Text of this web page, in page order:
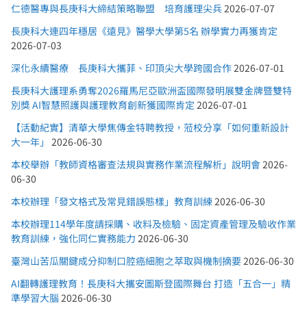
仁德醫專與長庚科大締結策略聯盟 培育護理尖兵 2026-07-07
長庚科大連四年穩居《遠見》醫學大學第5名 辦學實力再獲肯定
2026-07-03
深化永續醫療 長庚科大攜菲、印頂尖大學跨國合作 2026-07-01
長庚科大護理系勇奪2026羅馬尼亞歐洲盃國際發明展雙金牌暨雙特
別獎 AI智慧照護與護理教育創新獲國際肯定 2026-07-01
【活動紀實】清華大學焦傳金特聘教授，蒞校分享「如何重新設計
大一年」
2026-06-30
本校舉辦「教師資格審查法規與實務作業流程解析」說明會 2026-
06-30
本校辦理「發文格式及常見錯誤態樣」教育訓練 2026-06-30
本校辦理114學年度請採購、收料及檢驗、固定資產管理及驗收作業
教育訓練，強化同仁實務能力 2026-06-30
臺灣山苦瓜關鍵成分抑制口腔癌細胞之萃取與機制摘要 2026-06-30
AI翻轉護理教育！長庚科大攜安圖斯登國際舞台 打造「五合一」精
準學習大腦 2026-06-30